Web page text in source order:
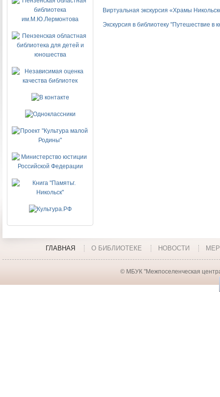
Виртуальная экскурсия «Храмы
Экскурсия в библиотеку "Путешествие в
ГЛАВНАЯ О БИБЛИОТЕКЕ НОВОСТИ
© МБУК "Межпоселенческая